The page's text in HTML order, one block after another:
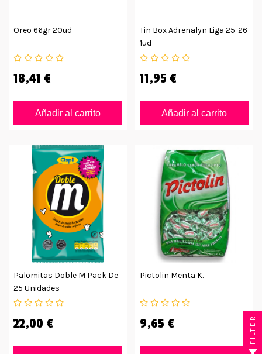
Oreo 66gr 20ud
18,41 €
Añadir al carrito
Tin Box Adrenalyn Liga 25-26
1ud
11,95 €
Añadir al carrito
Palomitas Doble M Pack De
25 Unidades
22,00 €
Pictolin Menta K.
9,65 € FILTER